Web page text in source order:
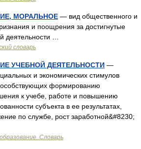
МОРАЛЬНОЕ — вид общественного и
и поощрения за достигнутые
деятельности …
словарь
УЧЕБНОЙ ДЕЯТЕЛЬНОСТИ —
и экономических стимулов
формированию
к учебе, работе и повышению
субъекта в ее результатах,
по службе, рост заработной&#8230;
Словарь